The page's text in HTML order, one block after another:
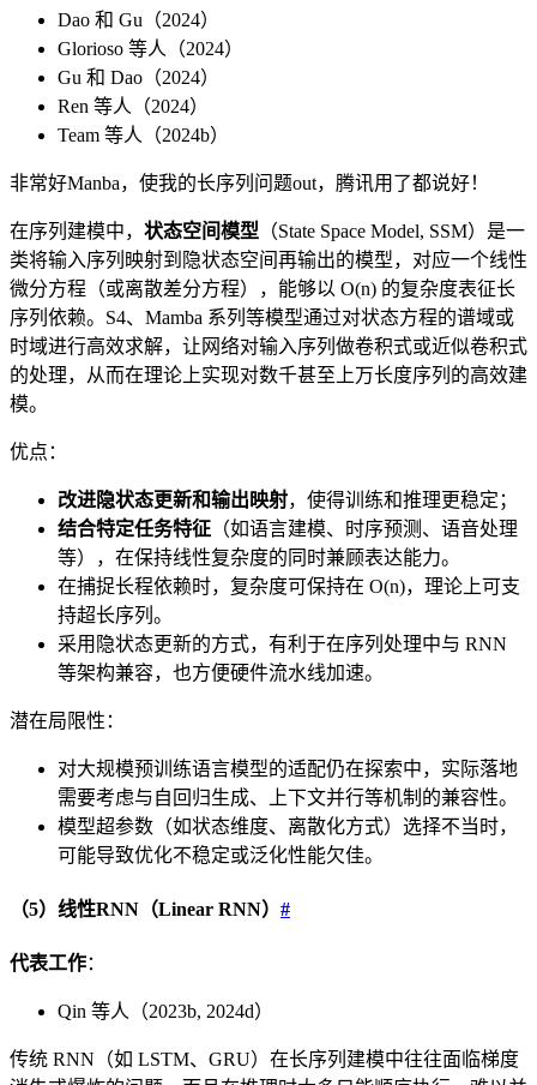
Dao 和 Gu（2024）
Glorioso 等人（2024）
Gu 和 Dao（2024）
Ren 等人（2024）
Team 等人（2024b）
非常好Manba，使我的长序列问题out，腾讯用了都说好！
在序列建模中， 状态空间模型 （State Space Model, SSM）是一
类将输入序列映射到隐状态空间再输出的模型，对应一个线性
微分方程（或离散差分方程），能够以 O(n) 的复杂度表征长
序列依赖。S4、Mamba 系列等模型通过对状态方程的谱域或
时域进行高效求解，让网络对输入序列做卷积式或近似卷积式
的处理，从而在理论上实现对数千甚至上万长度序列的高效建
模。
优点：
改进隐状态更新和输出映射，使得训练和推理更稳定；
结合特定任务特征 （如语言建模、时序预测、语音处理
等），在保持线性复杂度的同时兼顾表达能力。
在捕捉长程依赖时，复杂度可保持在 O(n)，理论上可支
持超长序列。
采用隐状态更新的方式，有利于在序列处理中与 RNN
等架构兼容，也方便硬件流水线加速。
潜在局限性：
对大规模预训练语言模型的适配仍在探索中，实际落地
需要考虑与自回归生成、上下文并行等机制的兼容性。
模型超参数（如状态维度、离散化方式）选择不当时，
可能导致优化不稳定或泛化性能欠佳。
（5）线性RNN（Linear RNN） #
代表工作：
Qin 等人（2023b, 2024d）
传统 RNN（如 LSTM、GRU）在长序列建模中往往面临梯度